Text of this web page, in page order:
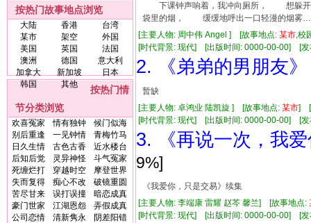
按热门故事地点浏览
大陆 香港
台湾
某市
架空
外国
美国
英国
法国
澳洲
德国
意大利
加拿大
新加坡
日本
韩国
其他
按热门情
节分类浏览
欢喜冤家 情有独钟
候门似海
别后重逢
一见钟情
青梅竹马
日久生情
古色古香
近水楼台
后知后觉
灵异神怪
斗气冤家
死缠烂打
穿越时空
摩登世界
失而复得
痴心不改
破镜重圆
苦尽甘来
误打误撞
暗恋成真
豪门世家
江湖恩怨
弄假成真
公司恋情
清新隽永
阴差阳错
下课钟声响着，我冲向厕所， 想躲
袋里的烟， 缓缓地呼出一口轻漫的烟
[主要人物: 周中伟 Angel ] [故事地点: 某市,校
[时代背景: 现代] [出版时间: 0000-00-00] [
2. 《弟弟的男朋友》
暂缺
[主要人物: 卓鸿业 陆凯旋 ] [故事地点: 某市] [
[时代背景: 现代] [出版时间: 0000-00-00] [
3. 《再说一次，我
9%]
《我爱你，只是交易》续集
[主要人物: 李端康 雷耀 赵芩 馨兰] [故事地点:
[时代背景: 现代] [出版时间: 0000-00-00] [